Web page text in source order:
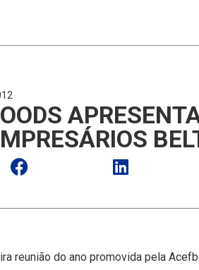
reunião do ano promovida pela Acefb